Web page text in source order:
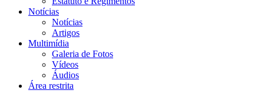
Notícias
Notícias
Artigos
Multimídia
Galeria de Fotos
Vídeos
Áudios
Área restrita